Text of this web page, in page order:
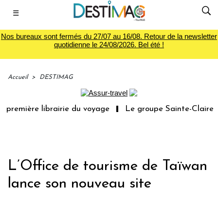
☰
Nos bureaux sont fermés du 27/07 au 16/08. Retour de la newsletter
quotidienne le 24/08/2026. Bel été !
Accueil > DESTIMAG
librairie du voyage Le groupe Sainte-Claire
L’Office de tourisme de Taïwan
lance son nouveau site